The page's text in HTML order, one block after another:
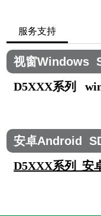
服务支持
视窗Windows
D5XXX系列
安卓Android
D5XXX系列 安